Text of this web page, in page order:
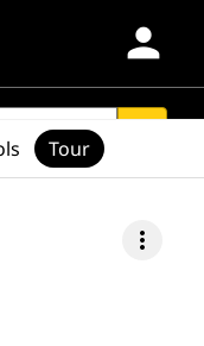
person
more_vert
Tour